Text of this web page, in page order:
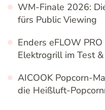
WM-Finale 2026:
fürs Public Viewing
Enders eFLOW
Elektrogrill im Test
AICOOK Popcorn-
die Heißluft-